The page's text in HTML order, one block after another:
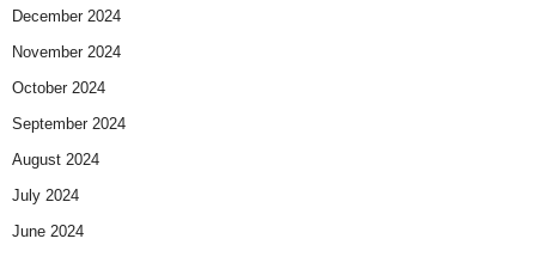
December 2024
November 2024
October 2024
September 2024
August 2024
July 2024
June 2024